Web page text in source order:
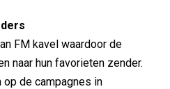
FM kavel waardoor de
naar hun favorieten zender.
de campagnes in